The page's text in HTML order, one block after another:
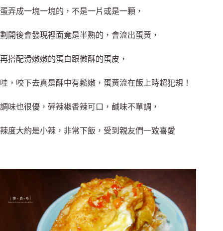
蛋弄成一塊一塊的，不是一片或是一顆，
劃開後會發現裡面竟是半熟的， 會流出蛋黃，
再搭配滑嫩嫩的蛋白跟微酥的蛋皮，
哇，咬下去真是酥中有鬆嫩，蛋黃流在飯上時超犯規！
調味也很優，碎辣椒香辣可口，鹹味不單調，
辣度大約是小辣 ，非常下飯， 受到親友們一致喜愛